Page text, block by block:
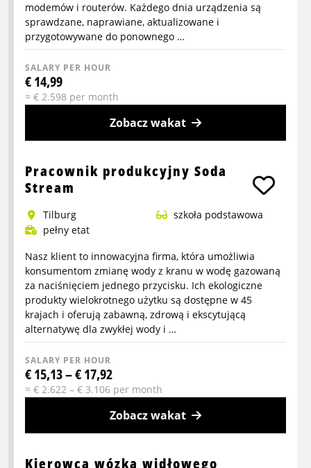
modemów i routerów. Każdego dnia urządzenia są
sprawdzane, naprawiane, aktualizowane i
przygotowywane do ponownego …
SALARY PER HOUR
€ 14,99
≈ € 2.598 per month
Zobacz wakat
info
about
Refurbish
Pracownik produkcyjny Soda
Stream
Tilburg
szkoła podstawowa
pełny etat
Nasz klient to innowacyjna firma, która umożliwia
konsumentom zmianę wody z kranu w wodę gazowaną
za naciśnięciem jednego przycisku. Ich ekologiczne
produkty wielokrotnego użytku są dostępne w 45
krajach i oferują zabawną, zdrową i ekscytującą
alternatywę dla zwykłej wody i …
SALARY PER HOUR
€ 15,13 – € 17,92
≈ € 2.622 – € 3.106 per month
Zobacz wakat
info
Kierowca wózka widłowego